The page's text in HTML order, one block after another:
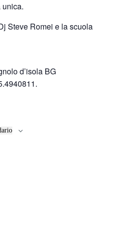
Steve Romei e la scuola
d’isola BG